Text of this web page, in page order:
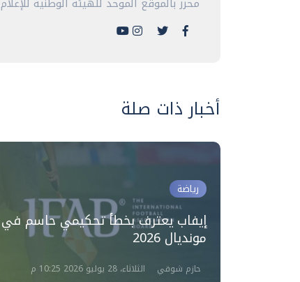
أخبار ذات صلة
رياضة
إيفاب يعترف بخطأ تحكيمي حاسم في
مونديال 2026
حازم شوقي الثلاثاء، 28 يوليو 2026 10:25 م